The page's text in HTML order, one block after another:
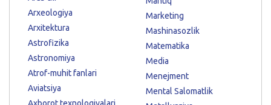
Arxeologiya
Arxitektura
Astrofizika
Astronomiya
Atrof-muhit fanlari
Aviatsiya
Marketing
Mashinasozlik
Matematika
Media
Menejment
Mental Salomatlik